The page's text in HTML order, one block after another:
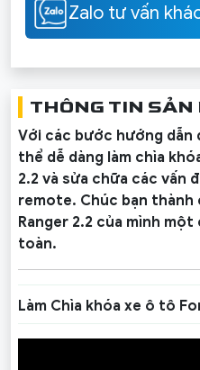
Zalo tư vấn
THÔNG TIN SẢN
Với các bước hướng dẫn
thể dễ dàng làm chìa
2.2 và sửa chữa các vấn
remote. Chúc bạn thành
Ranger 2.2 của mình
toàn.
Làm Chìa khóa xe ô tô